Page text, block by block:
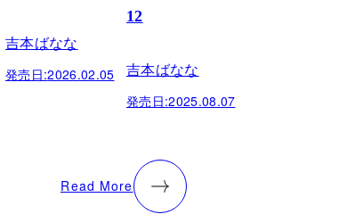
吉本ばなな
発売日:2026.02.05
12
吉本ばなな
発売日:2025.08.07
Read More